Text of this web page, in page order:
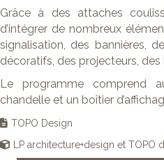
Grâce à des attaches
d’intégrer de nombreux
signalisation, des bannières,
décoratifs, des projecteurs,
Le programme comprend
chandelle et un boîtier
TOPO Design
LP architecture+design et TOPO